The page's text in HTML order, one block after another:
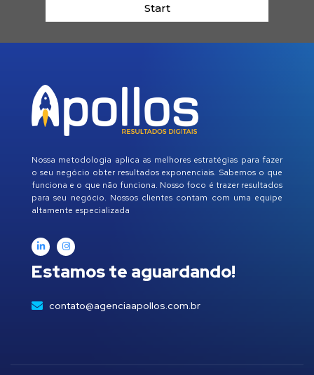
Start
Nossa metodologia aplica as melhores estratégias para fazer
o seu negócio obter resultados exponenciais. Sabemos o que
funciona e o que não funciona. Nosso foco é trazer resultados
para seu negócio. Nossos clientes contam com uma equipe
altamente especializada
Estamos te aguardando!
contato@agenciaapollos.com.br